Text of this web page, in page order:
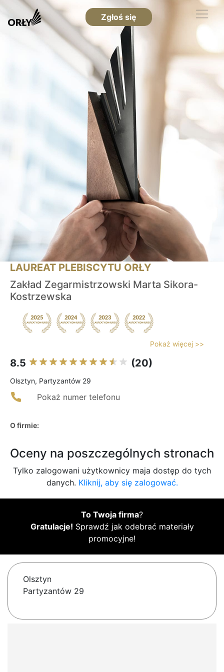
Zgłoś się
LAUREAT PLEBISCYTU ORŁY
Zakład Zegarmistrzowski Marta Sikora-
Kostrzewska
Pokaż więcej >>
8.5 (20)
Olsztyn, Partyzantów 29
Pokaż numer telefonu
O firmie:
Oceny na poszczególnych stronach
Tylko zalogowani użytkownicy maja dostęp do tych
danych. Kliknij, aby się zalogować.
To Twoja firma?
Gratulacje! Sprawdź jak odebrać materiały
promocyjne!
Olsztyn
Partyzantów 29